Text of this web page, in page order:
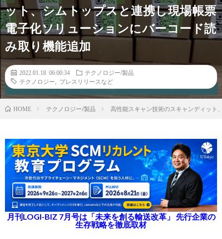
ット、シムトップスと連携し現場帳票
電子化ソリューションにバーコード読
み取り機能追加
2022.01.18 06:00:34
テクノロジー/製品
テクノロジー
プレスリリースなど
HOME テクノロジー/製品 高性能スキャン技術のスキャンディット
月刊LOGI-BIZ 7月号は「未来を創る輸送改革」 先行企業の
生存戦略を徹底取材